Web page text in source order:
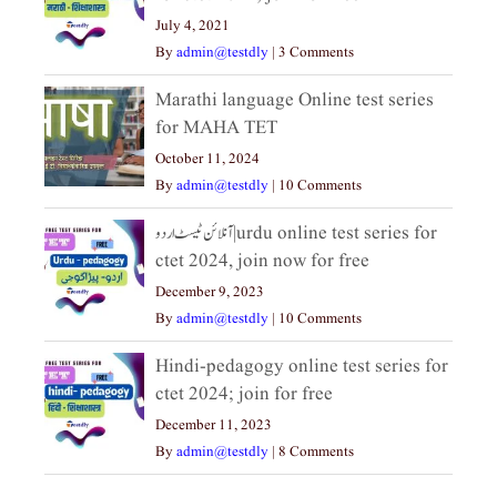
July 4, 2021
Byadmin@testdly | 3 Comments
Marathi language Online test series
for MAHA TET
October 11, 2024
Byadmin@testdly | 10 Comments
آنلائن ٹیسٹ اردو|urdu online test series for
ctet 2024, join now for free
December 9, 2023
Byadmin@testdly | 10 Comments
Hindi-pedagogy online test series for
ctet 2024; join for free
December 11, 2023
Byadmin@testdly | 8 Comments